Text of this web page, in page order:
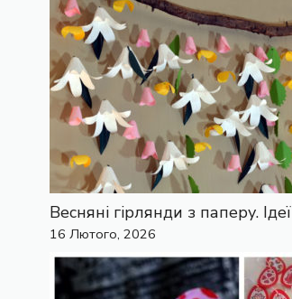
Весняні гірлянди з паперу. Ідеї
16 Лютого, 2026